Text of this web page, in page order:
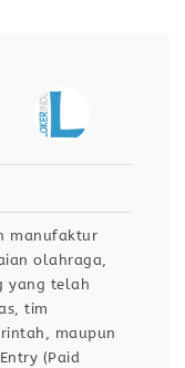
manufaktur
olahraga,
yang telah
tim
maupun
(Paid